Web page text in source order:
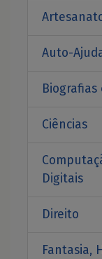
Auto-
Biografias
Ciências
Digitais
Direito
Fantasia,